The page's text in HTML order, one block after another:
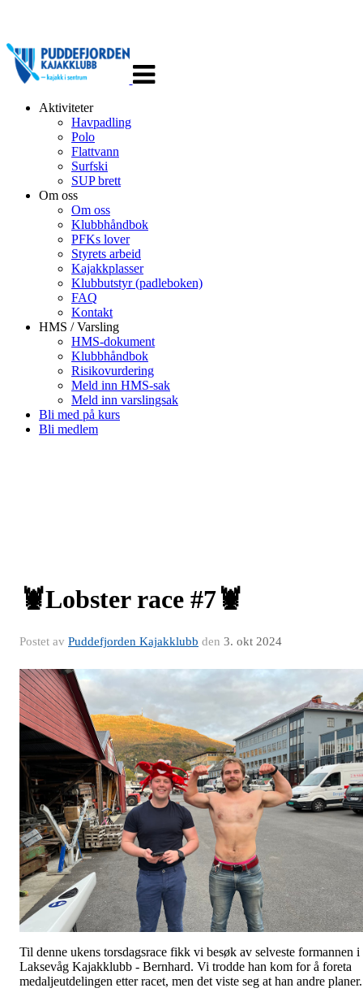
navigasjon
Aktiviteter
Havpadling
Polo
Flattvann
Surfski
SUP brett
Om oss
Om oss
Klubbhåndbok
PFKs lover
Styrets arbeid
Kajakkplasser
Klubbutstyr (padleboken)
FAQ
Kontakt
HMS / Varsling
HMS-dokument
Klubbhåndbok
Risikovurdering
Meld inn HMS-sak
Meld inn varslingsak
Bli med på kurs
Bli medlem
🦞Lobster race #7🦞
Postet av Puddefjorden Kajakklubb den 3. okt 2024
Til denne ukens torsdagsrace fikk vi besøk av selveste formannen i
Laksevåg Kajakklubb - Bernhard. Vi trodde han kom for å foreta
medaljeutdelingen etter racet, men det viste seg at han andre